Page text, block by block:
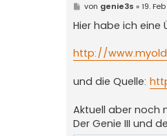
B
i
t
a
g
von genie3s » 19.
Hier habe ich eine
http://
und die Quelle:
Aktuell aber noch
Der Genie III und